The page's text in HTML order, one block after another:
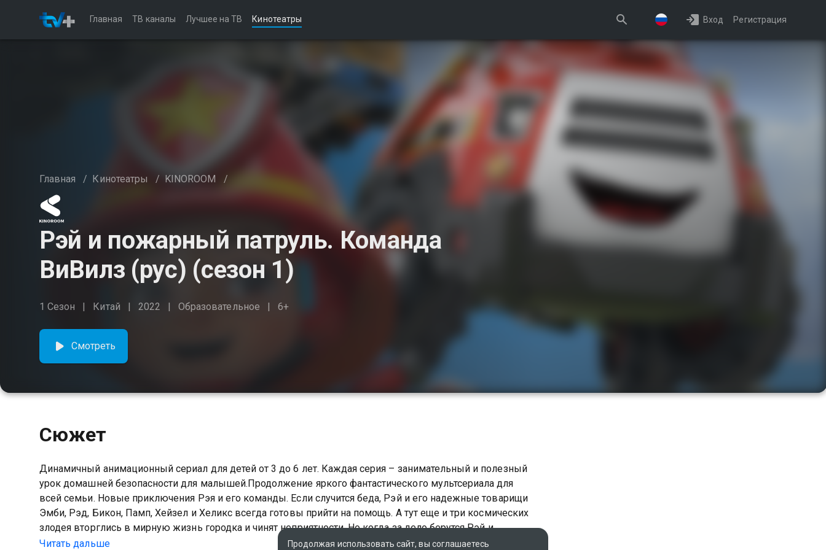
Главная ТВ каналы Лучшее на ТВ Кинотеатры Вход Регистрация
Главная / Кинотеатры / KINOROOM /
Рэй и пожарный патруль. Команда
ВиВилз (рус) (сезон 1)
1 Сезон Китай 2022 Образовательное 6+
Смотреть
Сюжет
Динамичный анимационный сериал для детей от 3 до 6 лет. Каждая серия – занимательный и полезный
урок домашней безопасности для малышей.Продолжение яркого фантастического мультсериала для
всей семьи. Новые приключения Рэя и его команды. Если случится беда, Рэй и его надежные товарищи
Эмби, Рэд, Бикон, Памп, Хейзел и Хеликс всегда готовы прийти на помощь. А тут еще и три космических
злодея вторглись в мирную жизнь городка и чинят неприятности. Но когда за дело берутся Рэй и
пожарный патруль, то все будет в порядке! Очаровательные герои, эффектная графика, познавательные
Читать дальше Продолжая использовать сайт, вы соглашаетесь